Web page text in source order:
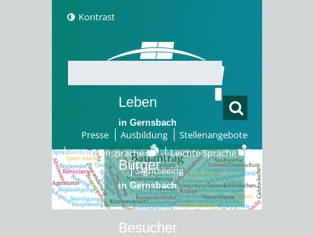
Kontrast
Presse Ausbildung
Stellenangebote
Gebärdensprache
Leichte Sprache
Sightseeing
Leben
in Gernsbach
Bürger
in Gernsbach
Besucher